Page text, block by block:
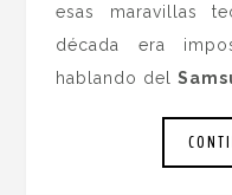
esas maravillas
década era
hablando del